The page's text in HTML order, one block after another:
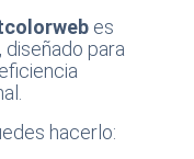
es
, diseñado para
hacerlo: